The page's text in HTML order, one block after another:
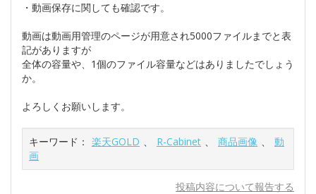
・動画保存に関しても確認です。
動画は動画用管理のページが用意され5000ファイルまでと表
記がありますが
全体の容量や、1個のファイル容量などはありましたでしょう
か。
よろしくお願いします。
キーワード： 楽天GOLD 、 R-Cabinet 、 商品画像 、
動
画
投稿内容について報告する